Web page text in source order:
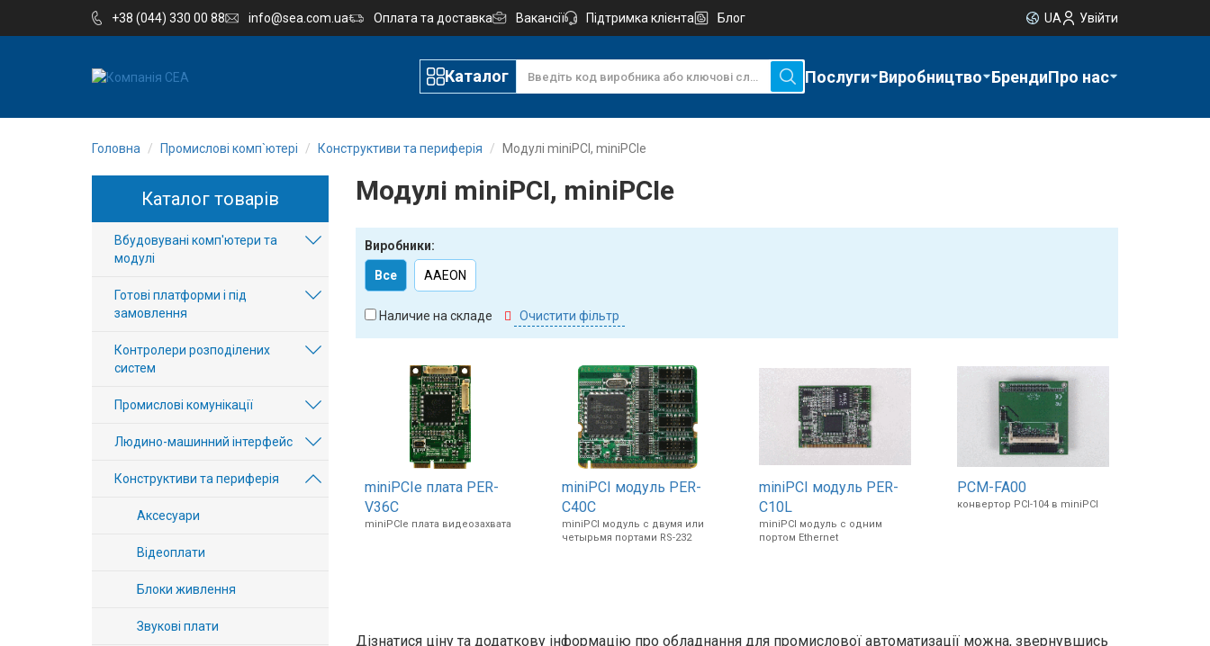
+38 (044) 330 00 88 info@sea.com.ua Оплата та доставка Вакансії Підтримка клієнта Блог UA Увійти
Каталог Послуги Виробництво БрендиПро нас
Компанія
Виробництво
Послуги
авторизація
Доставка
Головна Промислові комп`ютері Конструктиви та периферія Модулі miniPCI, miniPCIe
Модулі miniPCI, miniPCIe
Виробники:
Все AAEON
Наличие на складе Очистити фільтр
miniPCIe плата PER-
V36C
miniPCIe плата видеозахвата
miniPCI модуль PER-
C40C
miniPCI модуль с двумя или
четырьмя портами RS-232
miniPCI модуль PER-
C10L
miniPCI модуль с одним
портом Ethernet
PCM-FA00
конвертор PCI-104 в miniPCI
Дізнатися ціну та додаткову інформацію про обладнання для промислової автоматизації можна, звернувшись
Каталог товарів
Вбудовувані комп'ютери та
модулі
Готові платформи і під
замовлення
Контролери розподілених
систем
Промислові комунікації
Людино-машинний інтерфейс
Конструктиви та периферія
Аксесуари
Відеоплати
Блоки живлення
Звукові плати